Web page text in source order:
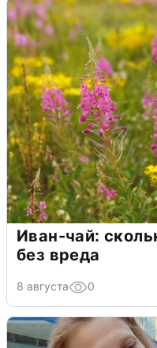
Иван-чай:
без вреда
8 августа 0